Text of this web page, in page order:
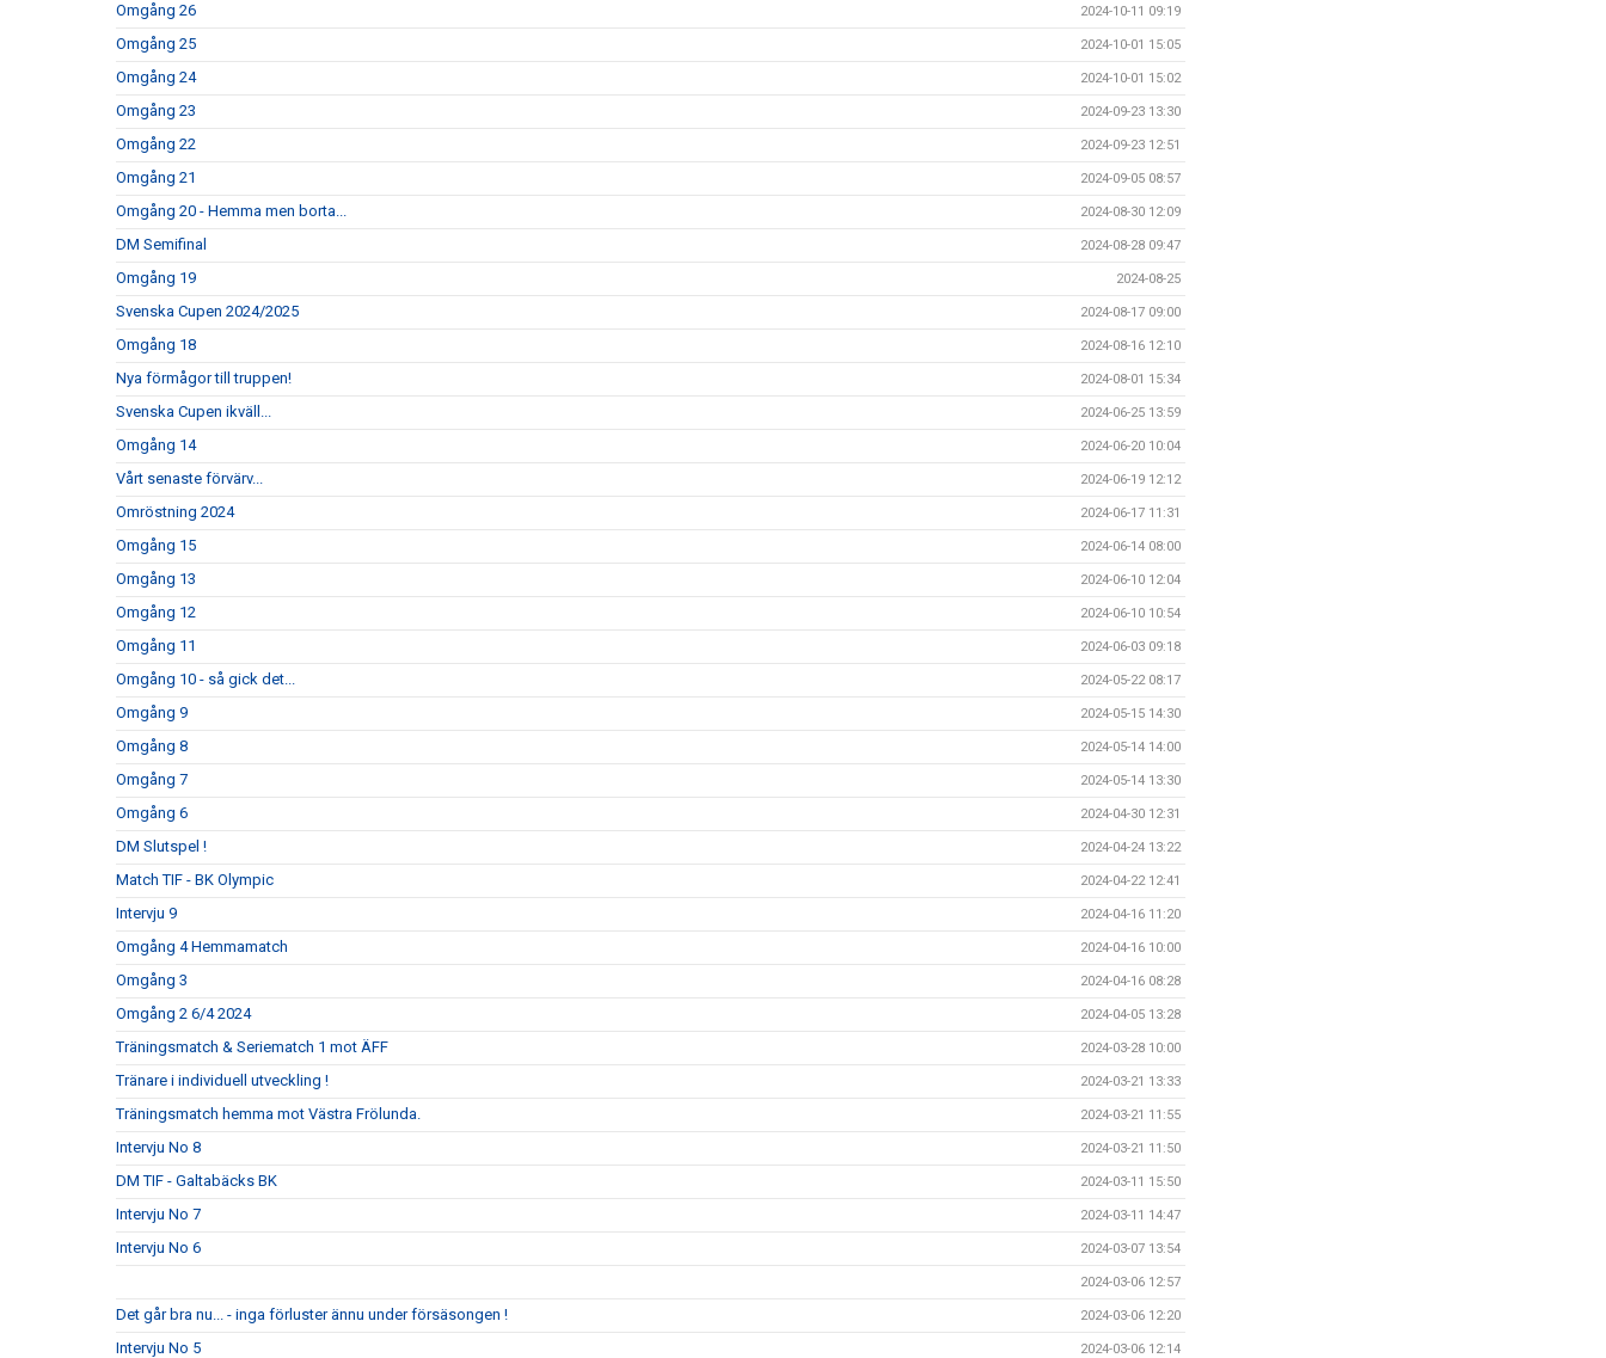
Omgång 26 2024-10-11 09:19
Omgång 25 2024-10-01 15:05
Omgång 24 2024-10-01 15:02
Omgång 23 2024-09-23 13:30
Omgång 22 2024-09-23 12:51
Omgång 21 2024-09-05 08:57
Omgång 20 - Hemma men borta... 2024-08-30 12:09
DM Semifinal 2024-08-28 09:47
Omgång 19 2024-08-25
Svenska Cupen 2024/2025 2024-08-17 09:00
Omgång 18 2024-08-16 12:10
Nya förmågor till truppen! 2024-08-01 15:34
Svenska Cupen ikväll... 2024-06-25 13:59
Omgång 14 2024-06-20 10:04
Vårt senaste förvärv... 2024-06-19 12:12
Omröstning 2024 2024-06-17 11:31
Omgång 15 2024-06-14 08:00
Omgång 13 2024-06-10 12:04
Omgång 12 2024-06-10 10:54
Omgång 11 2024-06-03 09:18
Omgång 10 - så gick det... 2024-05-22 08:17
Omgång 9 2024-05-15 14:30
Omgång 8 2024-05-14 14:00
Omgång 7 2024-05-14 13:30
Omgång 6 2024-04-30 12:31
DM Slutspel ! 2024-04-24 13:22
Match TIF - BK Olympic 2024-04-22 12:41
Intervju 9 2024-04-16 11:20
Omgång 4 Hemmamatch 2024-04-16 10:00
Omgång 3 2024-04-16 08:28
Omgång 2 6/4 2024 2024-04-05 13:28
Träningsmatch & Seriematch 1 mot ÄFF 2024-03-28 10:00
Tränare i individuell utveckling ! 2024-03-21 13:33
Träningsmatch hemma mot Västra Frölunda. 2024-03-21 11:55
Intervju No 8 2024-03-21 11:50
DM TIF - Galtabäcks BK 2024-03-11 15:50
Intervju No 7 2024-03-11 14:47
Intervju No 6 2024-03-07 13:54
2024-03-06 12:57
Det går bra nu... - inga förluster ännu under försäsongen ! 2024-03-06 12:20
Intervju No 5 2024-03-06 12:14